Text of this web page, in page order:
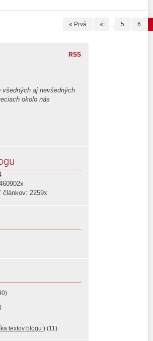
« Prvá « ... 5 6
RSS
všedných aj nevšedných
okolo nás
článkov: 2259x
textov blogu ) (11)